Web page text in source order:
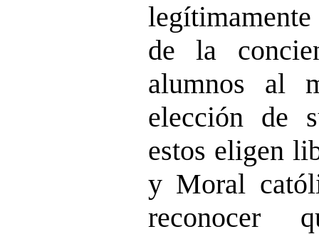
de la
alumnos al
elección de
estos eligen
y Moral
reconocer